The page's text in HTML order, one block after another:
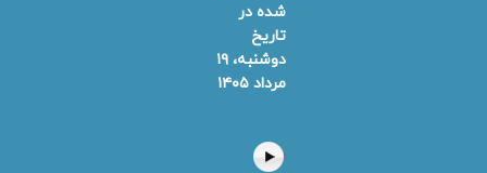
شده در
تاریخ
دوشنبه، ۱۹
مرداد ۱۴۰۵